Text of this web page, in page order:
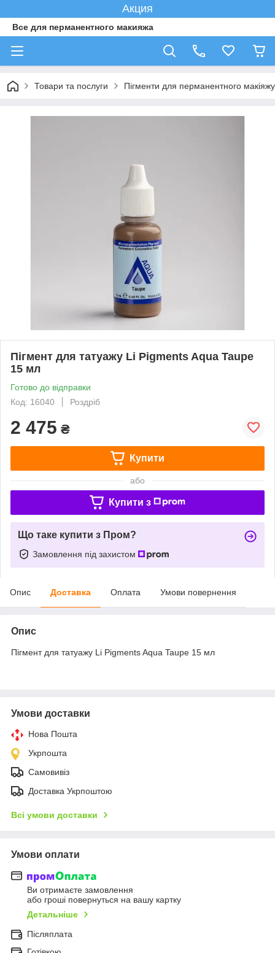
Акция
Все для перманентного макияжа
Товари та послуги Пігменти для перманентного макіяжу
Пігмент для татуажу Li Pigments Aqua Taupe
15 мл
Готово до відправки
Код: 16040
Роздріб
2 475 ₴
Купити
або
Купити з
Що таке купити з Пром?
Замовлення під захистом
Опис Доставка Оплата Умови повернення
Опис
Пігмент для татуажу Li Pigments Aqua Taupe 15 мл
Умови доставки
Нова Пошта
Укрпошта
Самовивіз
Доставка Укрпоштою
Всі умови доставки
Умови оплати
Ви отримаєте замовлення
або гроші повернуться на вашу картку
Детальніше
Післяплата